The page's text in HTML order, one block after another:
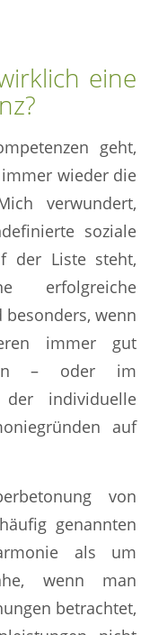
eine
geht,
wieder die
verwundert,
soziale
der Liste steht,
wenn
immer gut
– oder im
individuelle
auf
von
genannten
als um
wenn man
betrachtet,